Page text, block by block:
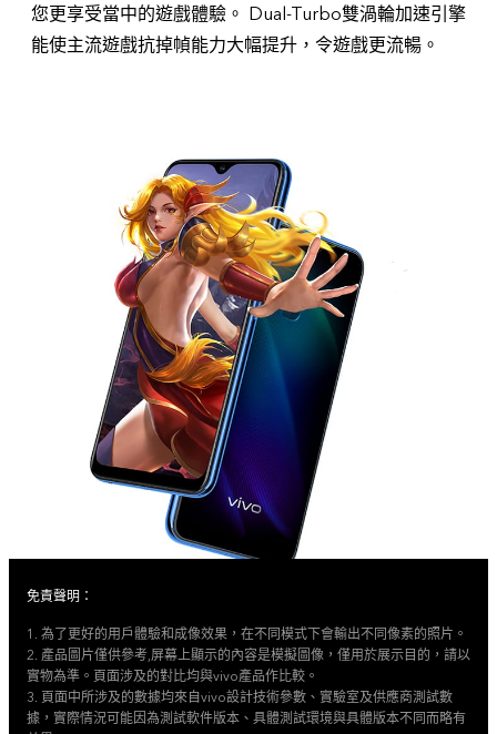
您更享受當中的遊戲體驗。 Dual-Turbo雙渦輪加速引擎
能使主流遊戲抗掉幀能力大幅提升，令遊戲更流暢。
免責聲明：
1. 為了更好的用戶體驗和成像效果，在不同模式下會輸出不同像素的照片。
2. 產品圖片僅供參考,屏幕上顯示的內容是模擬圖像，僅用於展示目的，請以
實物為準。頁面涉及的對比均與vivo產品作比較。
3. 頁面中所涉及的數據均來自vivo設計技術參數、實驗室及供應商測試數
據，實際情況可能因為測試軟件版本、具體測試環境與具體版本不同而略有